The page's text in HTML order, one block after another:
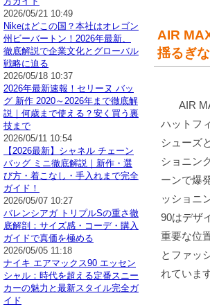
AIR
揺るぎ
AIR
ハットフ
シューズ
ショニン
ーンで爆
ッショニ
90はデザ
重要な位
とファッ
れていま
2026/05/21 10:49
Nikeはどこの国？本社はオレゴン
州ビーバートン！2026年最新、
徹底解説で企業文化とグローバル
戦略に迫る
2026/05/18 10:37
2026年最新速報！セリーヌ バッ
グ 新作 2020～2026年まで徹底解
説｜何歳まで使える？安く買う裏
技まで
2026/05/11 10:54
【2026最新】シャネル チェーン
バッグ ミニ徹底解説｜新作・選
び方・着こなし・手入れまで完全
ガイド！
2026/05/07 10:27
バレンシアガ トリプルSの重さ徹
底解剖：サイズ感・コーデ・購入
ガイドで真価を極める
2026/05/05 11:18
ナイキ エアマックス90 エッセン
シャル：時代を超える定番スニー
カーの魅力と最新スタイル完全ガ
イド